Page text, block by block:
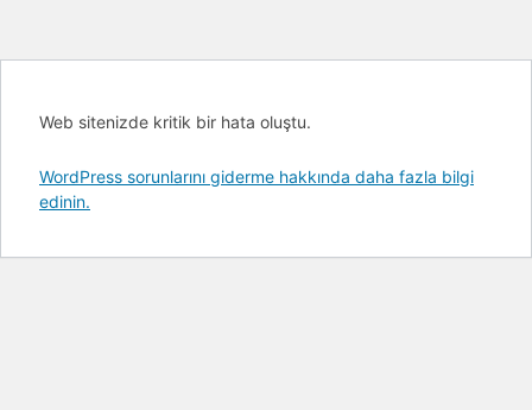
Web sitenizde kritik bir hata oluştu.
WordPress sorunlarını giderme hakkında daha fazla bilgi
edinin.